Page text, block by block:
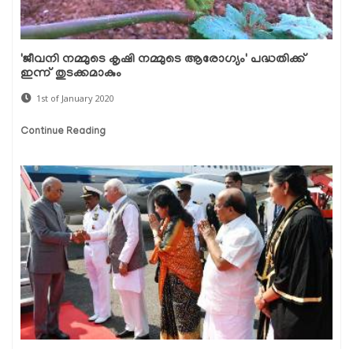
'ജീവനി നമ്മുടെ കൃഷി നമ്മുടെ ആരോഗ്യം' പദ്ധതിക്ക്
ഇന്ന് തുടക്കമാകും
1st of January 2020
Continue Reading